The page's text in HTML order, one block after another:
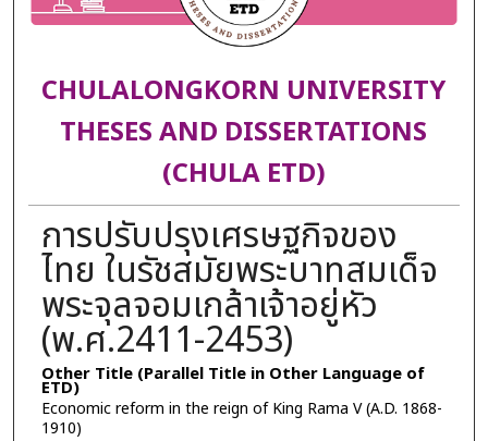
CHULALONGKORN UNIVERSITY
THESES AND DISSERTATIONS
(CHULA ETD)
การปรับปรุงเศรษฐกิจของ
ไทย ในรัชสมัยพระบาทสมเด็จ
พระจุลจอมเกล้าเจ้าอยู่หัว
(พ.ศ.2411-2453)
Other Title (Parallel Title in Other Language of
ETD)
Economic reform in the reign of King Rama V (A.D. 1868-
1910)